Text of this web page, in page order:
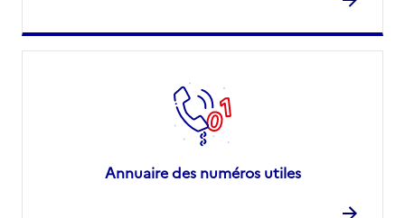
Annuaire des numéros utiles